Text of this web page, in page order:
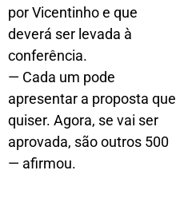
por Vicentinho e que
deverá ser levada à
conferência.
— Cada um pode
apresentar a proposta que
quiser. Agora, se vai ser
aprovada, são outros 500
— afirmou.